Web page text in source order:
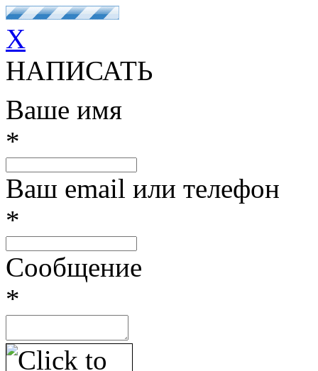
X
НАПИСАТЬ
Ваше имя
*
Ваш email или телефон
*
Сообщение
*